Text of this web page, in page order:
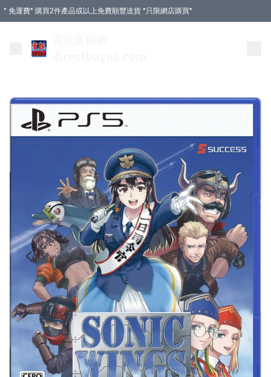
* 免運費* 購買2件產品或以上免費順豐送貨 *只限網店購買*